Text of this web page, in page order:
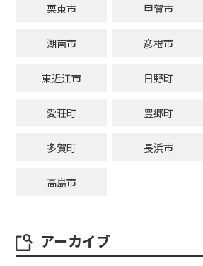
栗東市 甲賀市
湖南市 彦根市
東近江市 日野町
愛荘町 豊郷町
多賀町 長浜市
高島市
アーカイブ